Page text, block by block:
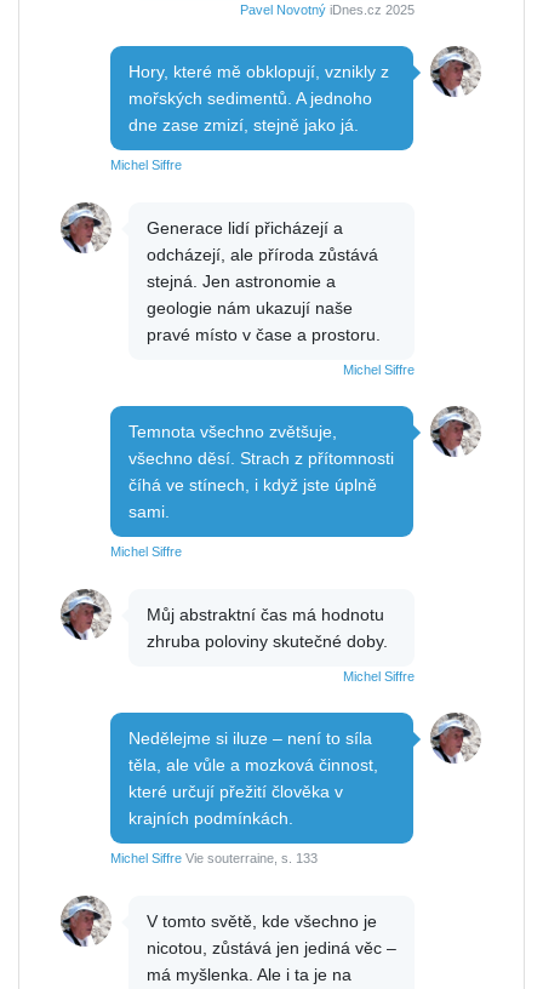
Pavel Novotný iDnes.cz 2025
Hory, které mě obklopují, vznikly z
mořských sedimentů. A jednoho
dne zase zmizí, stejně jako já.
Michel Siffre
Generace lidí přicházejí a
odcházejí, ale příroda zůstává
stejná. Jen astronomie a
geologie nám ukazují naše
pravé místo v čase a prostoru.
Michel Siffre
Temnota všechno zvětšuje,
všechno děsí. Strach z přítomnosti
číhá ve stínech, i když jste úplně
sami.
Michel Siffre
Můj abstraktní čas má hodnotu
zhruba poloviny skutečné doby.
Michel Siffre
Nedělejme si iluze – není to síla
těla, ale vůle a mozková činnost,
které určují přežití člověka v
krajních podmínkách.
Michel Siffre Vie souterraine, s. 133
V tomto světě, kde všechno je
nicotou, zůstává jen jediná věc –
má myšlenka. Ale i ta je na